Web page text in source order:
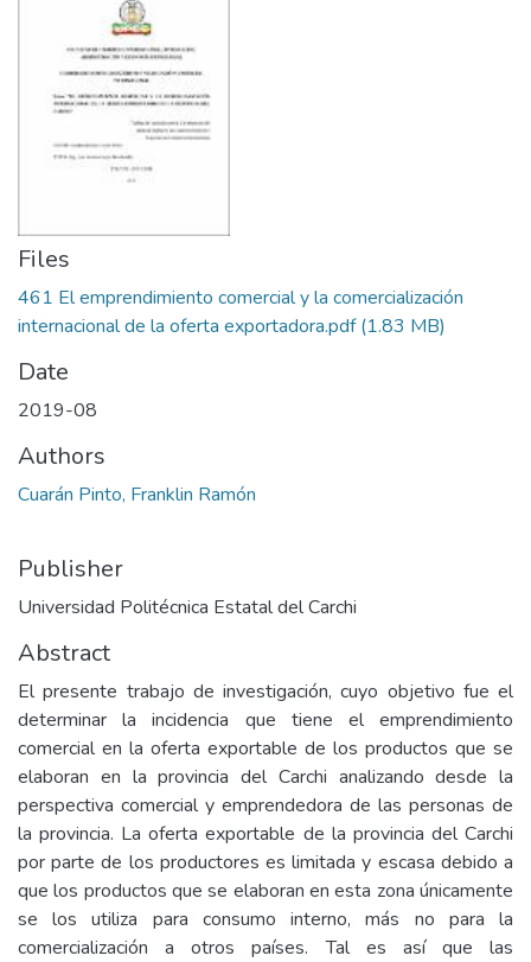
Files
461 El emprendimiento comercial y la comercialización
internacional de la oferta exportadora.pdf(1.83 MB)
Date
2019-08
Authors
Cuarán Pinto, Franklin Ramón
Publisher
Universidad Politécnica Estatal del Carchi
Abstract
El presente trabajo de investigación, cuyo objetivo fue el
determinar la incidencia que tiene el emprendimiento
comercial en la oferta exportable de los productos que se
elaboran en la provincia del Carchi analizando desde la
perspectiva comercial y emprendedora de las personas de
la provincia. La oferta exportable de la provincia del Carchi
por parte de los productores es limitada y escasa debido a
que los productos que se elaboran en esta zona únicamente
se los utiliza para consumo interno, más no para la
comercialización a otros países. Tal es así que las